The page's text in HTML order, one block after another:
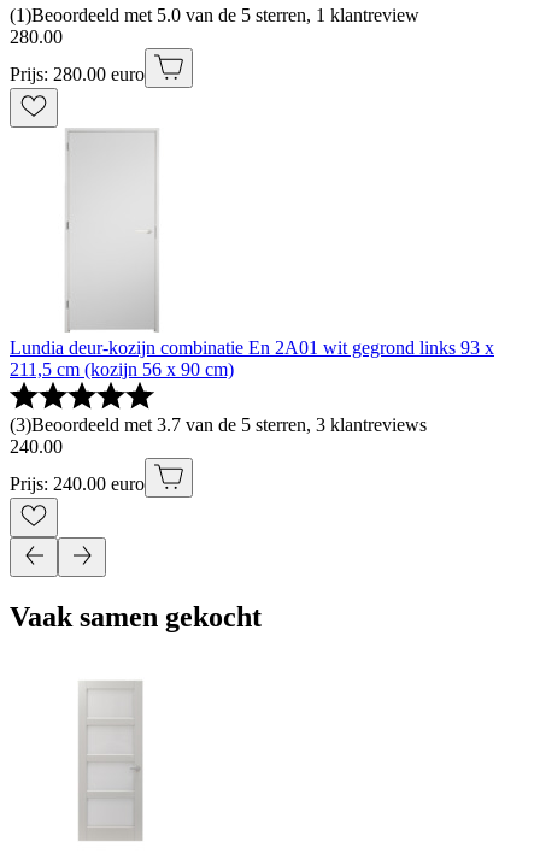
(1)Beoordeeld met 5.0 van de 5 sterren, 1 klantreview
280.00
Prijs: 280.00 euro
Lundia deur-kozijn combinatie En 2A01 wit gegrond links 93 x
211,5 cm (kozijn 56 x 90 cm)
(3)Beoordeeld met 3.7 van de 5 sterren, 3 klantreviews
240.00
Prijs: 240.00 euro
Vaak samen gekocht